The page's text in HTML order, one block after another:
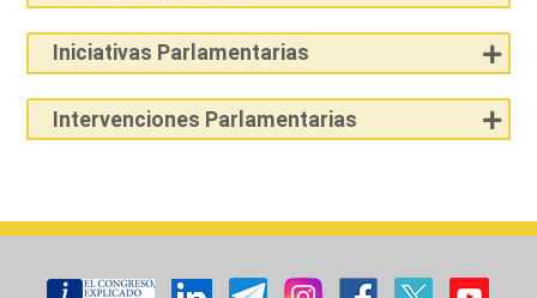
Iniciativas Parlamentarias
Intervenciones Parlamentarias